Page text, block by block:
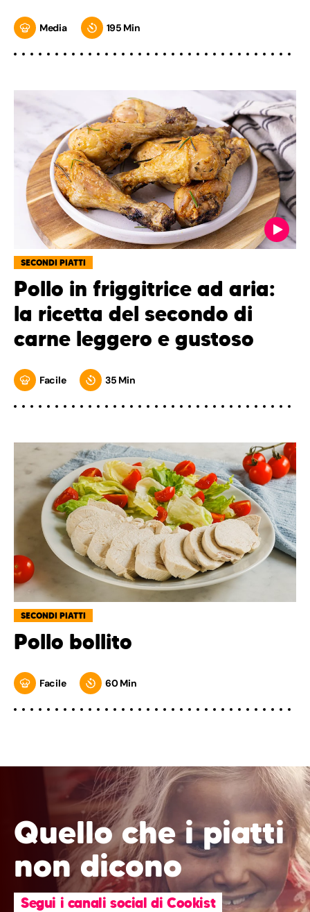
Media 195 Min
SECONDI PIATTI
Pollo in friggitrice ad aria:
la ricetta del secondo di
carne leggero e gustoso
Facile 35 Min
SECONDI PIATTI
Pollo bollito
Facile 60 Min
Quello che i piatti
non dicono
Segui i canali social di Cookist